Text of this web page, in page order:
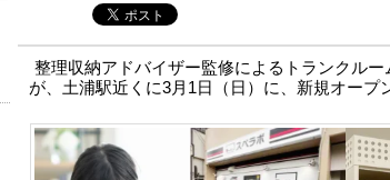
整理収納アドバイザー監修によるトランクルー
が、土浦駅近くに3月1日（日）に、新規オープ